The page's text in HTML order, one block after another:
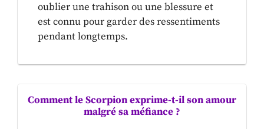
oublier une trahison ou une blessure et
est connu pour garder des ressentiments
pendant longtemps.
Comment le Scorpion exprime-t-il son amour
malgré sa méfiance ?